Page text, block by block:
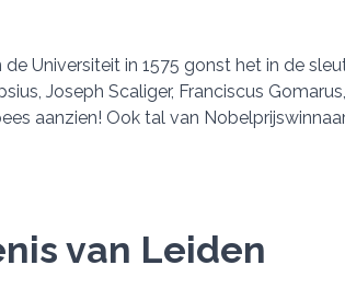
Universiteit in 1575 gonst het in de
Joseph Scaliger, Franciscus
aanzien! Ook tal van
van Leiden